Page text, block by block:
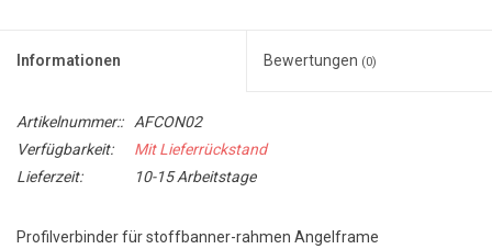
Informationen Bewertungen (0)
Artikelnummer::
AFCON02
Verfügbarkeit:
Mit Lieferrückstand
Lieferzeit:
10-15 Arbeitstage
Profilverbinder für stoffbanner-rahmen Angelframe